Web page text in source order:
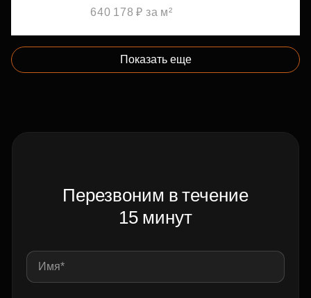
640 178 ₽ за м²
Показать еще
Перезвоним в течение
15 минут